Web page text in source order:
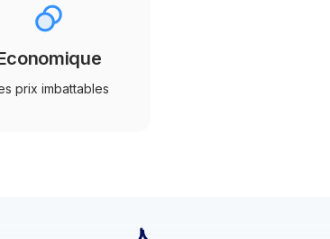
prix imbattables